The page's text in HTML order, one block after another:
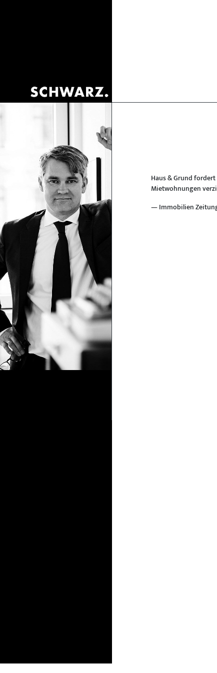
Haus & Grund
Mietwohnungen
— Immobilien